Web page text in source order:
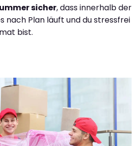
sicher, dass innerhalb der
nach Plan läuft und du stressfrei
bist.